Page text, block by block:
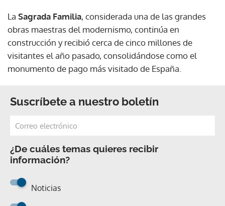
La Sagrada Familia, considerada una de las grandes
obras maestras del modernismo, continúa en
construcción y recibió cerca de cinco millones de
visitantes el año pasado, consolidándose como el
monumento de pago más visitado de España.
Suscríbete a nuestro boletín
¿De cuáles temas quieres recibir
información?
Noticias